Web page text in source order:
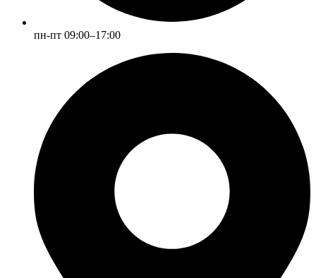
пн-пт 09:00–17:00